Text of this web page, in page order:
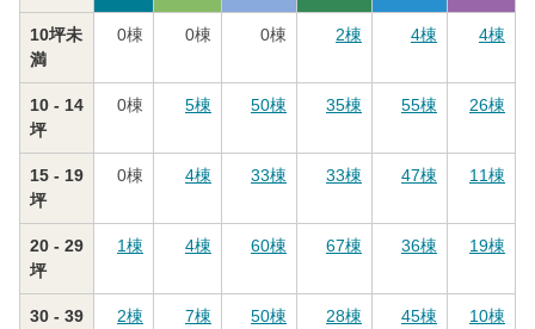
10坪未
満
0棟 0棟 0棟 2棟 4棟 4棟
10 - 14
坪
0棟 5棟 50棟 35棟 55棟 26棟
15 - 19
坪
0棟 4棟 33棟 33棟 47棟 11棟
20 - 29
坪
1棟 4棟 60棟 67棟 36棟 19棟
30 - 39 2棟 7棟 50棟 28棟 45棟 10棟